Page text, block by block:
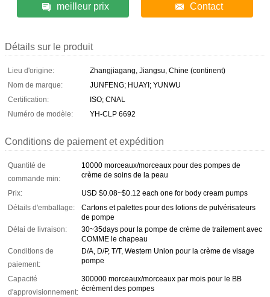
meilleur prix Contact
Détails sur le produit
Lieu d'origine:
Zhangjiagang, Jiangsu, Chine (continent)
Nom de marque:
JUNFENG; HUAYI; YUNWU
Certification:
ISO; CNAL
Numéro de modèle:
YH-CLP 6692
Conditions de paiement et expédition
Quantité de
commande min:
10000 morceaux/morceaux pour des pompes de
crème de soins de la peau
Prix:
USD $0.08~$0.12 each one for body cream pumps
Détails d'emballage:
Cartons et palettes pour des lotions de pulvérisateurs
de pompe
Délai de livraison:
30~35days pour la pompe de crème de traitement avec
COMME le chapeau
Conditions de
paiement:
D/A, D/P, T/T, Western Union pour la crème de visage
pompe
Capacité
d'approvisionnement:
300000 morceaux/morceaux par mois pour le BB
écrèment des pompes